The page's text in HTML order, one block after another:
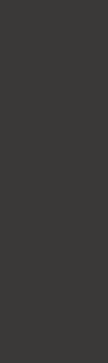
information